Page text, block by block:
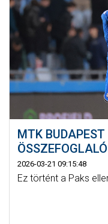
MTK
2026-03-21 09:15:48
Ez történt a Paks